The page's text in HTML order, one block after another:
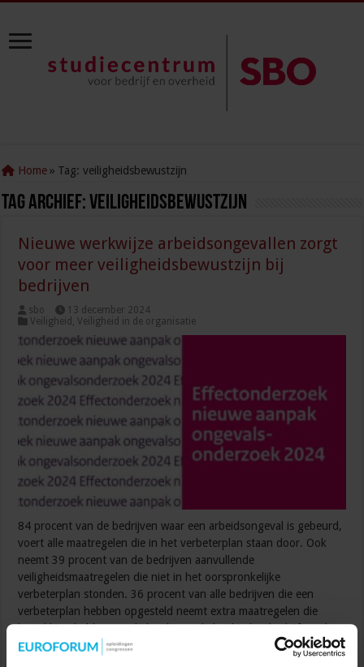
Home » Tag:veiligheidsbewustzijn
Tag Archief: veiligheidsbewustzijn
Nieuwe werkwijze arbeidsongevallen zorgt
voor meer veiligheidsbewustzijn bij
bedrijven
sbo
13 december 2024
Veiligheid ,Veiligheid in de organisatie
84 procent van de bedrijven waar een arbeidsongeval is gebeurd,
voert alle maatregelen die in het verbeterplan staan door. Ook
neemt 39 procent van de bedrijven aanvullende
veiligheidsmaatregelen die niet in het oorspronkelijke
verbeterplan stonden. 36 procent van alle bedrijven die een
verbeterplan hebben opgesteld neemt extra maatregelen die
betrekking hebben op de bredere veiligheid in het bedrijf, zoals
het …